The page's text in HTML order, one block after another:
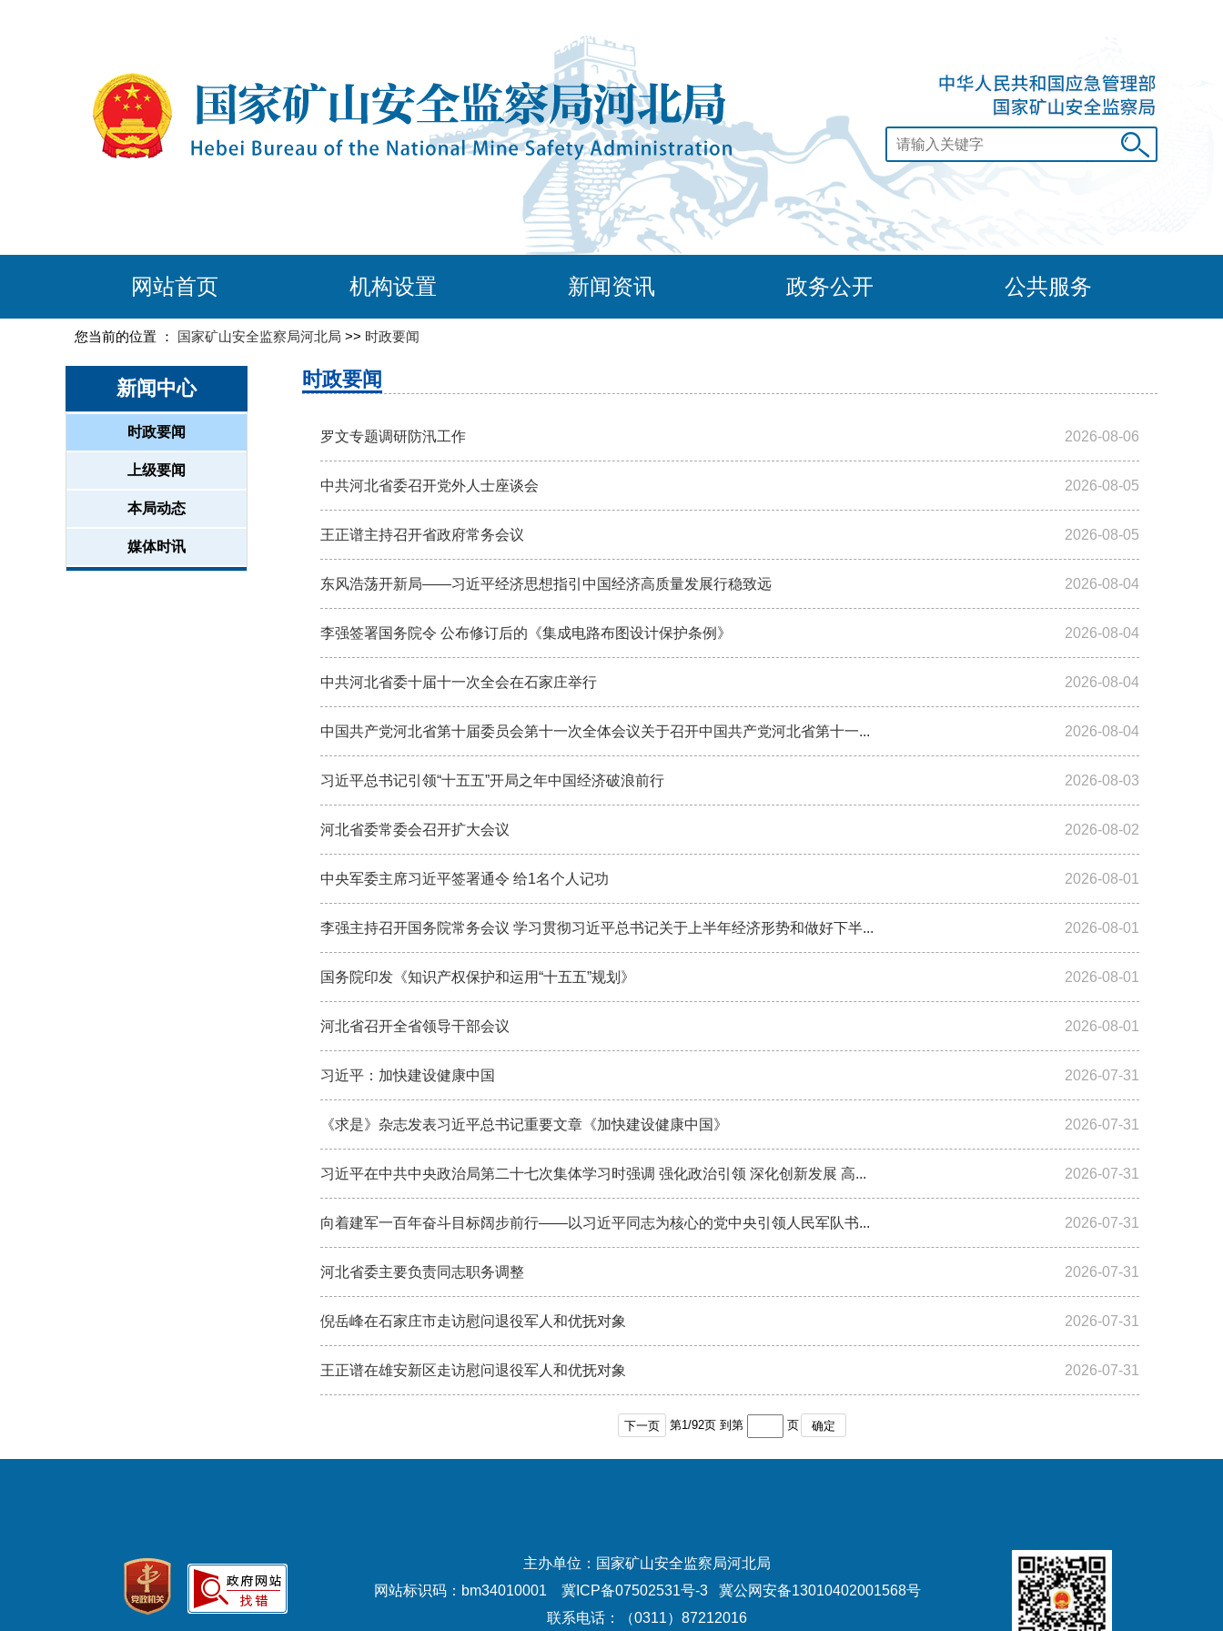
网站首页 机构设置 新闻资讯 政务公开 公共服务
您当前的位置 ： 国家矿山安全监察局河北局 >> 时政要闻
新闻中心
时政要闻
上级要闻
本局动态
媒体时讯
时政要闻
罗文专题调研防汛工作 2026-08-06
中共河北省委召开党外人士座谈会 2026-08-05
王正谱主持召开省政府常务会议 2026-08-05
东风浩荡开新局——习近平经济思想指引中国经济高质量发展行稳致远 2026-08-04
李强签署国务院令 公布修订后的《集成电路布图设计保护条例》 2026-08-04
中共河北省委十届十一次全会在石家庄举行 2026-08-04
中国共产党河北省第十届委员会第十一次全体会议关于召开中国共产党河北省第十一... 2026-08-04
习近平总书记引领“十五五”开局之年中国经济破浪前行 2026-08-03
河北省委常委会召开扩大会议 2026-08-02
中央军委主席习近平签署通令 给1名个人记功 2026-08-01
李强主持召开国务院常务会议 学习贯彻习近平总书记关于上半年经济形势和做好下半... 2026-08-01
国务院印发《知识产权保护和运用“十五五”规划》 2026-08-01
河北省召开全省领导干部会议 2026-08-01
习近平：加快建设健康中国 2026-07-31
《求是》杂志发表习近平总书记重要文章《加快建设健康中国》 2026-07-31
习近平在中共中央政治局第二十七次集体学习时强调 强化政治引领 深化创新发展 高... 2026-07-31
向着建军一百年奋斗目标阔步前行——以习近平同志为核心的党中央引领人民军队书... 2026-07-31
河北省委主要负责同志职务调整 2026-07-31
倪岳峰在石家庄市走访慰问退役军人和优抚对象 2026-07-31
王正谱在雄安新区走访慰问退役军人和优抚对象 2026-07-31
下一页 第1/92页 到第 页 确定
主办单位：国家矿山安全监察局河北局
网站标识码：bm34010001
冀ICP备07502531号-3
冀公网安备13010402001568号
联系电话：（0311）87212016